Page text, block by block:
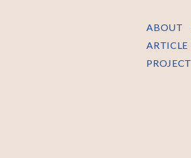
ABOUT
ARTICLE
PROJECT